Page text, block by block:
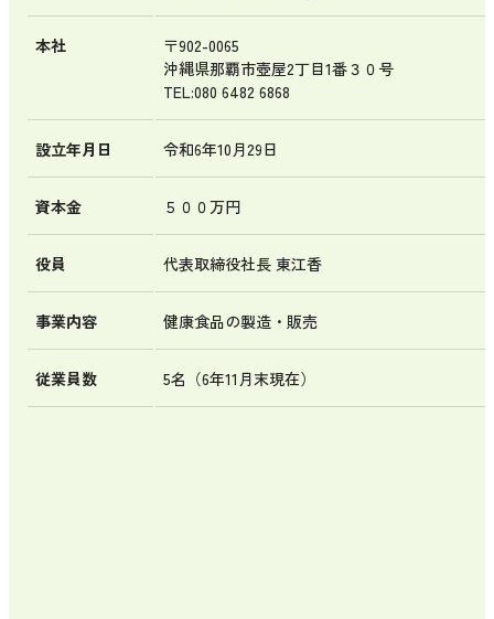
本社
〒902-0065
沖縄県那覇市壺屋2丁目1番３０号
TEL:080 6482 6868
設立年月日 令和6年10月29日
資本金 ５００万円
役員 代表取締役社長 東江香
事業内容 健康食品の製造・販売
従業員数 5名（6年11月末現在）